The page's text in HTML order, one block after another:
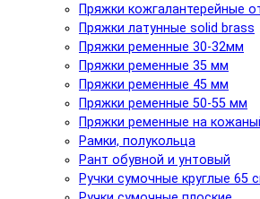
Пряжки кожгалантерейные
Пряжки латунные solid brass
Пряжки ременные 30-32мм
Пряжки ременные 35 мм
Пряжки ременные 45 мм
Пряжки ременные 50-55 мм
Пряжки ременные на
Рамки, полукольца
Рант обувной и унтовый
Ручки сумочные круглые 65